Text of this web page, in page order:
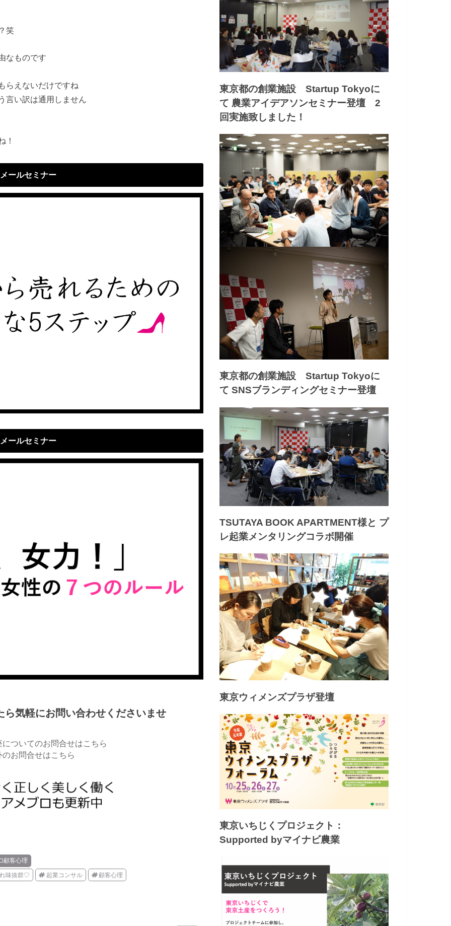
笑
なものです
らえないだけですね
言い訳は通用しません
！
ールセミナー
ールセミナー
ら気軽にお問い合わせくださいませ
ついてのお問合せはこちら
のお問合せはこちら
顧客心理
味抜群♡ 起業コンサル 顧客心理
東京都の創業施設 Startup Tokyoに
て 農業アイデアソンセミナー登壇 2
回実施致しました！
東京都の創業施設 Startup Tokyoに
て SNSブランディングセミナー登壇
TSUTAYA BOOK APARTMENT様と プ
レ起業メンタリングコラボ開催
東京ウィメンズプラザ登壇
東京いちじくプロジェクト：
Supported byマイナビ農業